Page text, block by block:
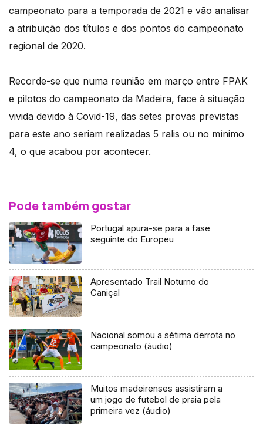
campeonato para a temporada de 2021 e vão analisar
a atribuição dos títulos e dos pontos do campeonato
regional de 2020.
Recorde-se que numa reunião em março entre FPAK
e pilotos do campeonato da Madeira, face à situação
vivida devido à Covid-19, das setes provas previstas
para este ano seriam realizadas 5 ralis ou no mínimo
4, o que acabou por acontecer.
Pode também gostar
Portugal apura-se para a fase
seguinte do Europeu
Apresentado Trail Noturno do
Caniçal
Nacional somou a sétima derrota no
campeonato (áudio)
Muitos madeirenses assistiram a
um jogo de futebol de praia pela
primeira vez (áudio)